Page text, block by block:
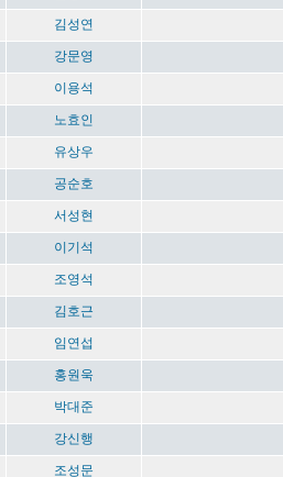
김성연
강문영
이용석
노효인
유상우
공순호
서성현
이기석
조영석
김호근
임연섭
홍원욱
박대준
강신행
조성문